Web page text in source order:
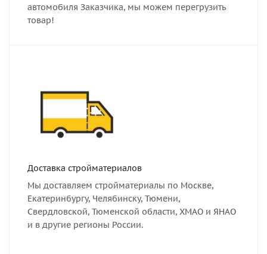
автомобиля Заказчика, мы можем перегрузить
товар!
Доставка стройматериалов
Мы доставляем стройматериалы по Москве,
Екатеринбургу, Челябинску, Тюмени,
Свердловской, Тюменской области, ХМАО и ЯНАО
и в другие регионы России.